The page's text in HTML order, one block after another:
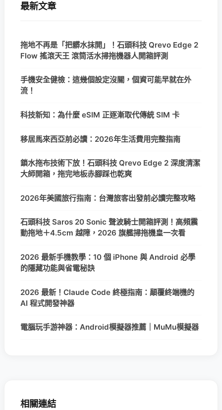
最新文章
拖地不再是「把髒水抹開」！石頭科技 Qrevo Edge 2
Flow 搖滾天王 滾筒活水掃拖機器人開箱評測
手機安全健檢：這幾個設定沒關，個資可能早就在外
流！
科技新知：為什麼 eSIM 正逐漸取代傳統 SIM 卡
移居馬來西亞前必讀：2026年生活費用完整指南
鎖水拖布技術下放！石頭科技 Qrevo Edge 2 深度清潔
大師開箱，拖完地板赤腳踩也乾爽
2026年美國旅行指南：台灣旅客出發前必讀完整攻略
石頭科技 Saros 20 Sonic 聲波騎士開箱評測！高頻震
動拖地＋4.5cm 越障，2026 旗艦掃拖機皇一次看
2026 最新手機教學：10 個 iPhone 與 Android 必學
的隱藏功能與省電秘訣
2026 最新！Claude Code 終極指南：顛覆終端機的
AI 程式開發神器
電腦玩手游神器：Android模擬器推薦｜MuMu模擬器
相關連結